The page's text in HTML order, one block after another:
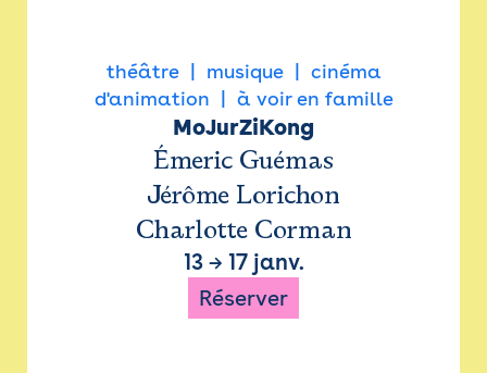
théâtre musique
cinéma
d'animation
à voir en famille
MoJurZiKong
Émeric Guémas
Jérôme Lorichon
Charlotte Corman
13→ 17 janv.
Réserver